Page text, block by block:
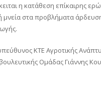
η κατάθεση επίκαιρης
στα προβλήματα
ΚΤΕ Αγροτικής
Ομάδας Γιάννης